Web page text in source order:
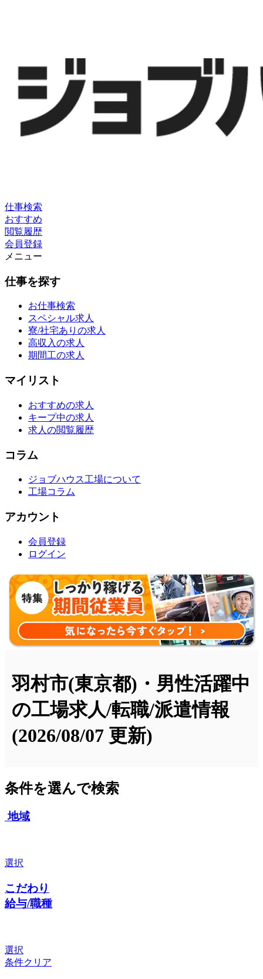
仕事検索
おすすめ
閲覧履歴
会員登録
メニュー
仕事を探す
お仕事検索
スペシャル求人
寮/社宅ありの求人
高収入の求人
期間工の求人
マイリスト
おすすめの求人
キープ中の求人
求人の閲覧履歴
コラム
ジョブハウス工場について
工場コラム
アカウント
会員登録
ログイン
羽村市(東京都)・男性活躍中
の工場求人/転職/派遣情報
(2026/08/07 更新)
条件を選んで検索
地域
選択
こだわり
給与/職種
選択
条件クリア